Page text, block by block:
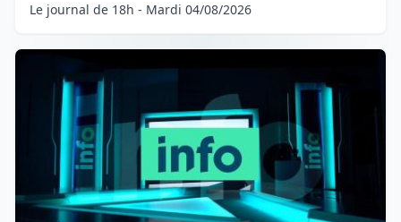
Le journal de 18h - Mardi 04/08/2026